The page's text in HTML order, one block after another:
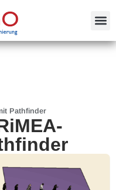
Pathfinder